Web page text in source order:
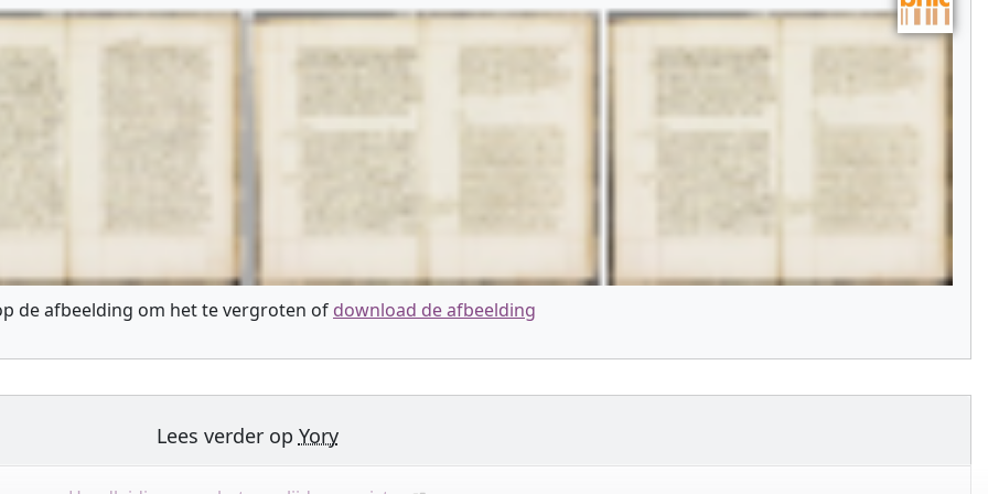
de afbeelding om het te vergroten of download de afbeelding
Lees verder op Yory